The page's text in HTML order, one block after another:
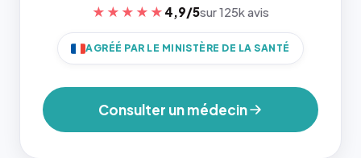
★★★★★ 4,9/5sur 125k avis
AGRÉÉ PAR LE MINISTÈRE DE LA SANTÉ
Consulter un médecin